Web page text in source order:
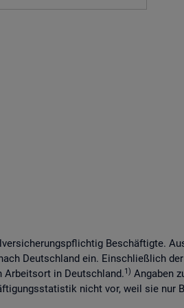
Beschäftigte.
Deutschland ein. Einschließlich
in Deutschland.1) Angaben
nicht vor, weil sie